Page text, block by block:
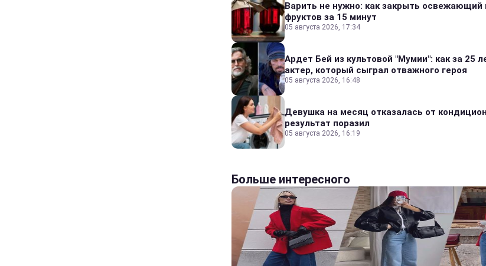
Варить не нужно: как закрыть
фруктов за 15 минут
05 августа 2026, 17:34
Ардет Бей из культовой "Мумии": как за 25
актер, который сыграл отважного героя
05 августа 2026, 16:48
Девушка на месяц отказалась от
результат поразил
05 августа 2026, 16:19
Больше интересного